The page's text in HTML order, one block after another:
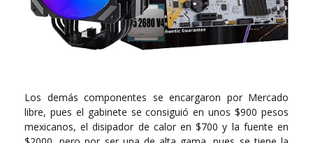
Los demás componentes se encargaron por Mercado
libre, pues el gabinete se consiguió en unos $900 pesos
mexicanos, el disipador de calor en $700 y la fuente en